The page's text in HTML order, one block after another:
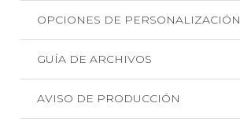
OPCIONES DE PERSONALIZACIÓN
GUÍA DE ARCHIVOS
AVISO DE PRODUCCIÓN